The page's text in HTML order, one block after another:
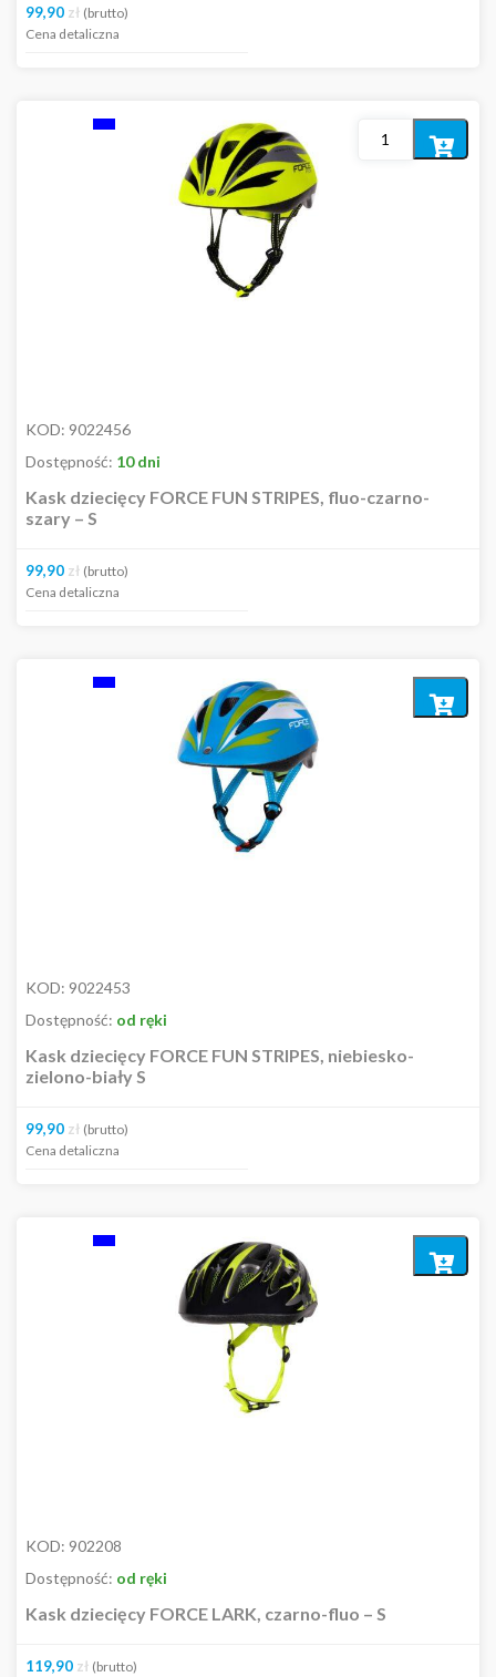
99,90 zł (brutto)
Cena detaliczna
KOD: 9022456
Dostępność: 10 dni
Kask dziecięcy FORCE FUN STRIPES, fluo-czarno-
szary – S
99,90 zł (brutto)
Cena detaliczna
Dodaj
KOD: 9022453
Dostępność: od ręki
Kask dziecięcy FORCE FUN STRIPES, niebiesko-
zielono-biały S
99,90 zł (brutto)
Cena detaliczna
Dodaj
KOD: 902208
Dostępność: od ręki
Kask dziecięcy FORCE LARK, czarno-fluo – S
119,90 zł (brutto)
Dodaj